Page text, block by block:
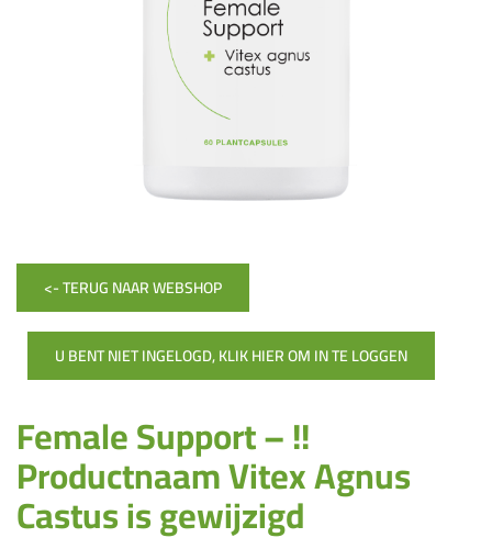
<- TERUG NAAR WEBSHOP
U BENT NIET INGELOGD, KLIK HIER OM IN TE LOGGEN
Female Support – !!
Productnaam Vitex Agnus
Castus is gewijzigd